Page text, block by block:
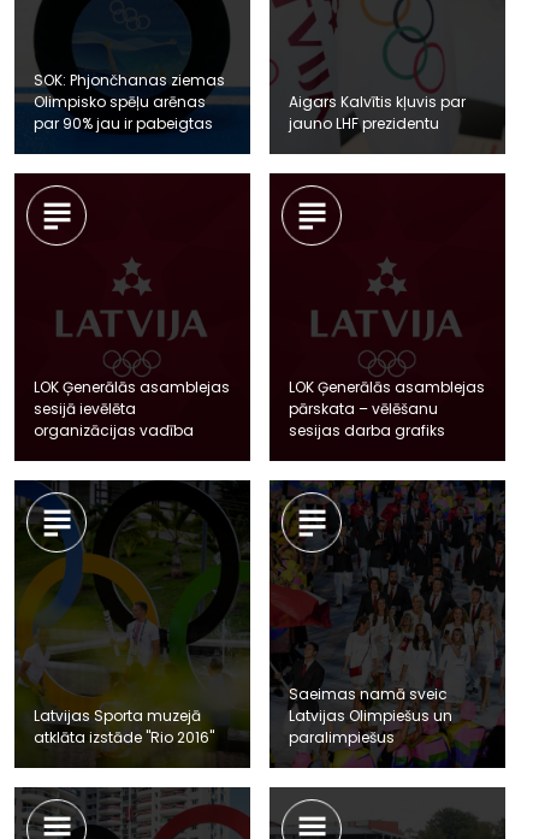
SOK: Phjončhanas ziemas
Olimpisko spēļu arēnas
par 90% jau ir pabeigtas
Aigars Kalvītis kļuvis par
jauno LHF prezidentu
LOK Ģenerālās asamblejas
sesijā ievēlēta
organizācijas vadība
LOK Ģenerālās asamblejas
pārskata – vēlēšanu
sesijas darba grafiks
Latvijas Sporta muzejā
atklāta izstāde "Rio 2016"
Saeimas namā sveic
Latvijas Olimpiešus un
paralimpiešus